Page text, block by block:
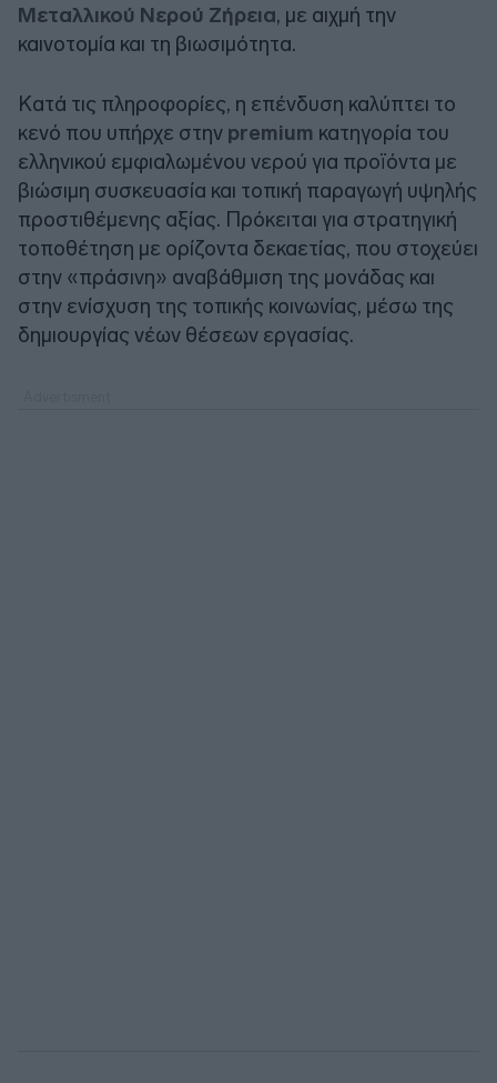
Μεταλλικού Νερού Ζήρεια, με αιχμή την
καινοτομία και τη βιωσιμότητα.
Κατά τις πληροφορίες, η επένδυση καλύπτει το
κενό που υπήρχε στην premium κατηγορία του
ελληνικού εμφιαλωμένου νερού για προϊόντα με
βιώσιμη συσκευασία και τοπική παραγωγή υψηλής
προστιθέμενης αξίας. Πρόκειται για στρατηγική
τοποθέτηση με ορίζοντα δεκαετίας, που στοχεύει
στην «πράσινη» αναβάθμιση της μονάδας και
στην ενίσχυση της τοπικής κοινωνίας, μέσω της
δημιουργίας νέων θέσεων εργασίας.